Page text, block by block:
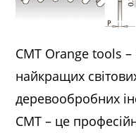
CMT Orange tools
найкращих
деревообробних
CMT – це